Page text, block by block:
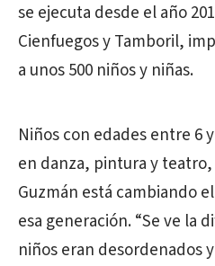
se ejecuta desde el año
Cienfuegos y Tamboril,
a unos 500 niños y niñas.
Niños con edades entre 6
en danza, pintura y
Guzmán está cambiando
esa generación. “Se ve la
niños eran desordenados